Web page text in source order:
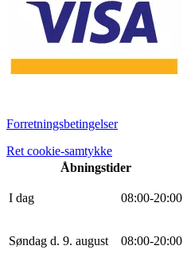
Forretningsbetingelser
Ret cookie-samtykke
Åbningstider
I dag 08:00-20:00
Søndag d. 9. august 08:00-20:00